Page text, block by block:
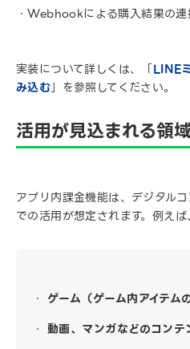
・Webhookによる購入結果の連
実装について詳しくは、「LINE
み込む」を参照してください。
活用が見込まれる領
アプリ内課金機能は、デジタル
での活用が想定されます。例えば
ゲーム（ゲーム内アイテム
動画、マンガなどのコンテ